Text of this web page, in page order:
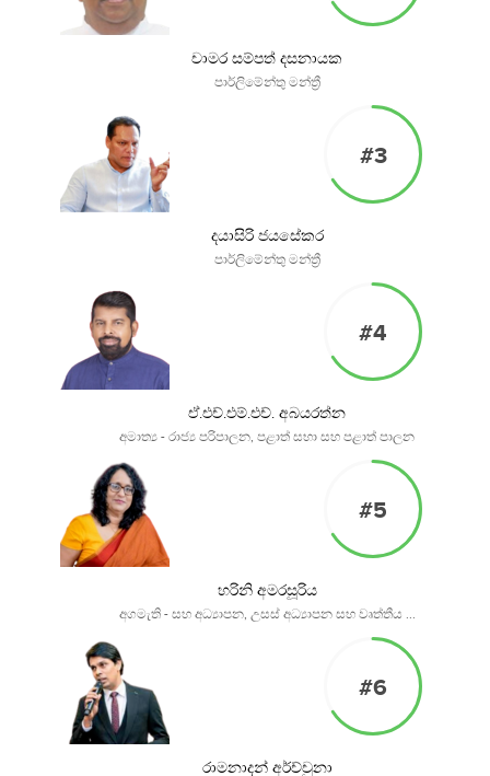
චාමර සම්පත් දසනායක
පාර්ලිමේන්තු මන්ත්‍රී
#3
දයාසිරි ජයසේකර
පාර්ලිමේන්තු මන්ත්‍රී
#4
ඒ.එච්.එම්.එච්. අබයරත්න
අමාත්‍ය - රාජ්‍ය පරිපාලන, පළාත් සභා සහ පළාත් පාලන
#5
හරිනි අමරසූරිය
අගමැති - සහ අධ්‍යාපන, උසස් අධ්‍යාපන සහ වෘත්තීය ...
#6
රාමනාදන් අර්ච්චුනා